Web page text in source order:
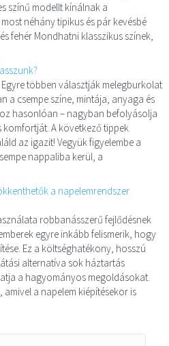
színű modellt kínálnak a
néhány tipikus és pár kevésbé
fehér Mondhatni klasszikus színek,
többen választják melegburkolat
a csempe színe, mintája, anyaga és
hasonlóan – nagyban befolyásolja
A következő tippek
az igazit! Vegyük figyelembe a
nappaliba kerül, a
a napelemrendszer
robbanásszerű fejlődésnek
egyre inkább felismerik, hogy
Ez a költséghatékony, hosszú
alternatíva sok háztartás
a hagyományos megoldásokat.
a napelem kiépítésekor is